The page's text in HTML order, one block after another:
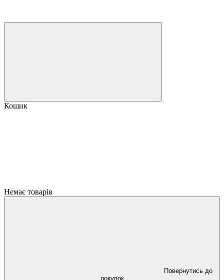
Кошик
Немає товарів
Повернутись до
покупок